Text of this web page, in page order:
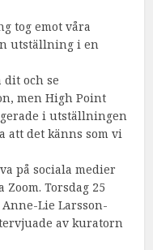
tog emot våra
utställning i en
och se
men High Point
i utställningen
att det känns som vi
på sociala medier
Torsdag 25
Lie Larsson-
av kuratorn